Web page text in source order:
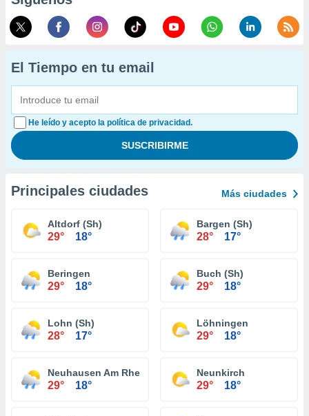
El Tiempo en tu email
He leído y acepto la política de privacidad.
Principales ciudades Más ciudades
Altdorf (Sh)
29° 18°
Bargen (Sh)
28° 17°
Beringen
29° 18°
Buch (Sh)
29° 18°
Lohn (Sh)
28° 17°
Löhningen
29° 18°
Neuhausen Am Rheinfall
29° 18°
Neunkirch
29° 18°